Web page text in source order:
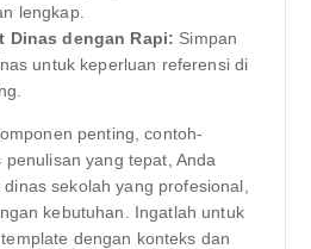
lengkap.
Dinas dengan Rapi: Simpan
untuk keperluan referensi di
penting, contoh-
yang tepat, Anda
sekolah yang profesional,
kebutuhan. Ingatlah untuk
dengan konteks dan